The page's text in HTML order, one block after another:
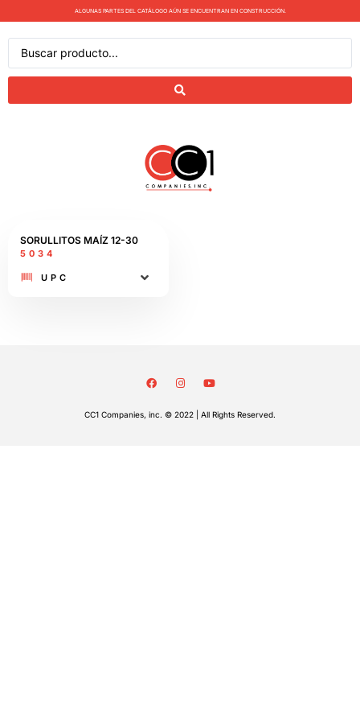
ALGUNAS PARTES DEL CATÁLOGO AÚN SE ENCUENTRAN EN CONSTRUCCIÓN.
SORULLITOS MAÍZ​ 12-30
5034
UPC
CC1 Companies, inc. © 2022 | All Rights Reserved.